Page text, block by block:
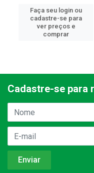
Faça seu login ou
cadastre-se para
ver preços e
comprar
Cadastre-se para